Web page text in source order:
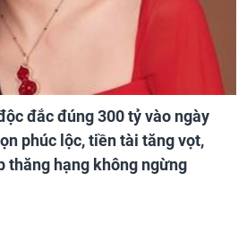
đắc đúng 300 tỷ vào ngày
phúc lộc, tiền tài tăng vọt,
thăng hạng không ngừng